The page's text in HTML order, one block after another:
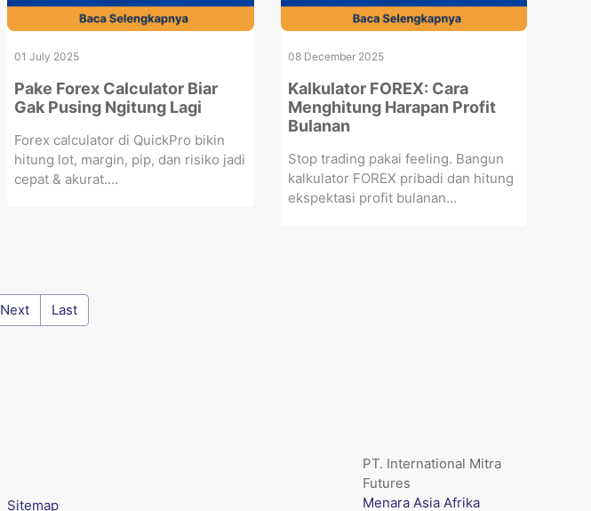
01 July 2025
Pake Forex Calculator Biar
Gak Pusing Ngitung Lagi
Forex calculator di QuickPro bikin
hitung lot, margin, pip, dan risiko jadi
cepat & akurat....
08 December 2025
Kalkulator FOREX: Cara
Menghitung Harapan Profit
Bulanan
Stop trading pakai feeling. Bangun
kalkulator FOREX pribadi dan hitung
ekspektasi profit bulanan...
Next Last
Sitemap
PT. International Mitra
Futures
Menara Asia Afrika